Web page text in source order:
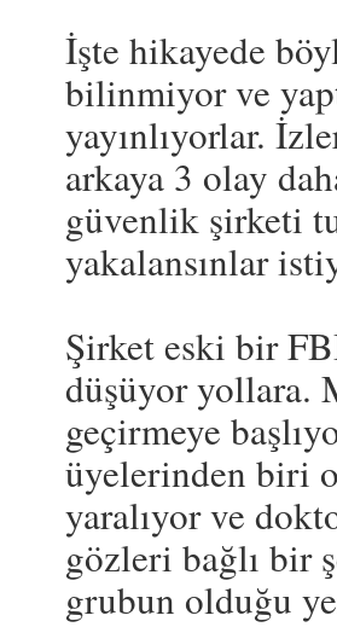
İşte hikayede
bilinmiyor ve
yayınlıyorlar.
arkaya 3 olay
güvenlik şirketi
yakalansınlar
Şirket eski bir
düşüyor yollara.
geçirmeye
üyelerinden biri
yaralıyor ve
gözleri bağlı bir
grubun olduğu